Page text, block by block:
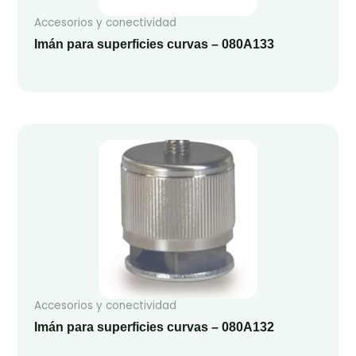
Accesorios y conectividad
Imán para superficies curvas – 080A133
Accesorios y conectividad
Imán para superficies curvas – 080A132